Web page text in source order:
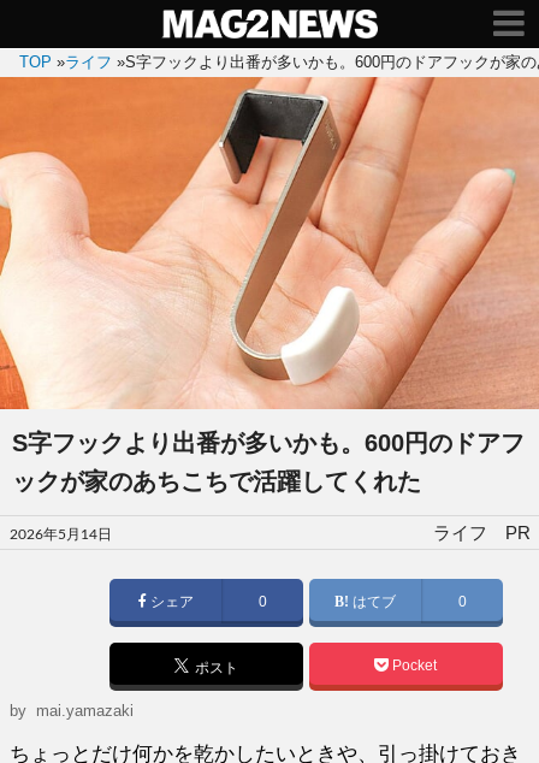
TOP »ライフ »S字フックより出番が多いかも。600円のドアフックが家
S字フックより出番が多いかも。600円のドアフ
ックが家のあちこちで活躍してくれた
投
稿
2026年5月14日 ライフ PR
シェア 0 はてブ 0
ポスト Pocket
by mai.yamazaki
ちょっとだけ何かを乾かしたいときや、引っ掛けておき